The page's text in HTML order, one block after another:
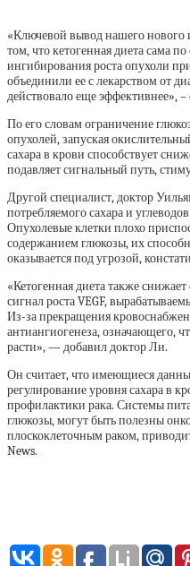
«Ключевой вывод нашего нового
том, что кетогенная диета сама
ингибирования роста опухоли
объединили ее с лекарством от
действовало еще эффективнее»,
По его словам ограничение
опухолей, запуская
сахара в крови способствует
подавляет сигнальный путь,
Другой специалист, доктор
потребляемого сахара и
Опухолевые клетки плохо
содержанием глюкозы, их
оказывается под угрозой,
«Кетогенная диета также
сигнал роста VEGF,
Из-за прекращения
антиангиогенеза, означающего,
расти», — добавил доктор Ли.
Он считает, что имеющиеся
регулирование уровня сахара в
профилактики рака. Системы
глюкозы, могут быть полезны
плоскоклеточным раком,
News.